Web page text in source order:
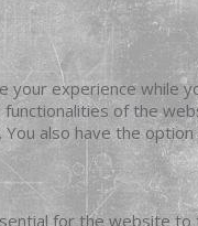
your experience while
of the
also have the
for the website